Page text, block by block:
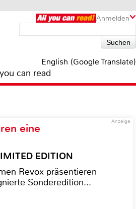
Anmelden
English (Google Translate)
can read
Anzeige
eine
EDITION
Revox präsentieren
Sonderedition...